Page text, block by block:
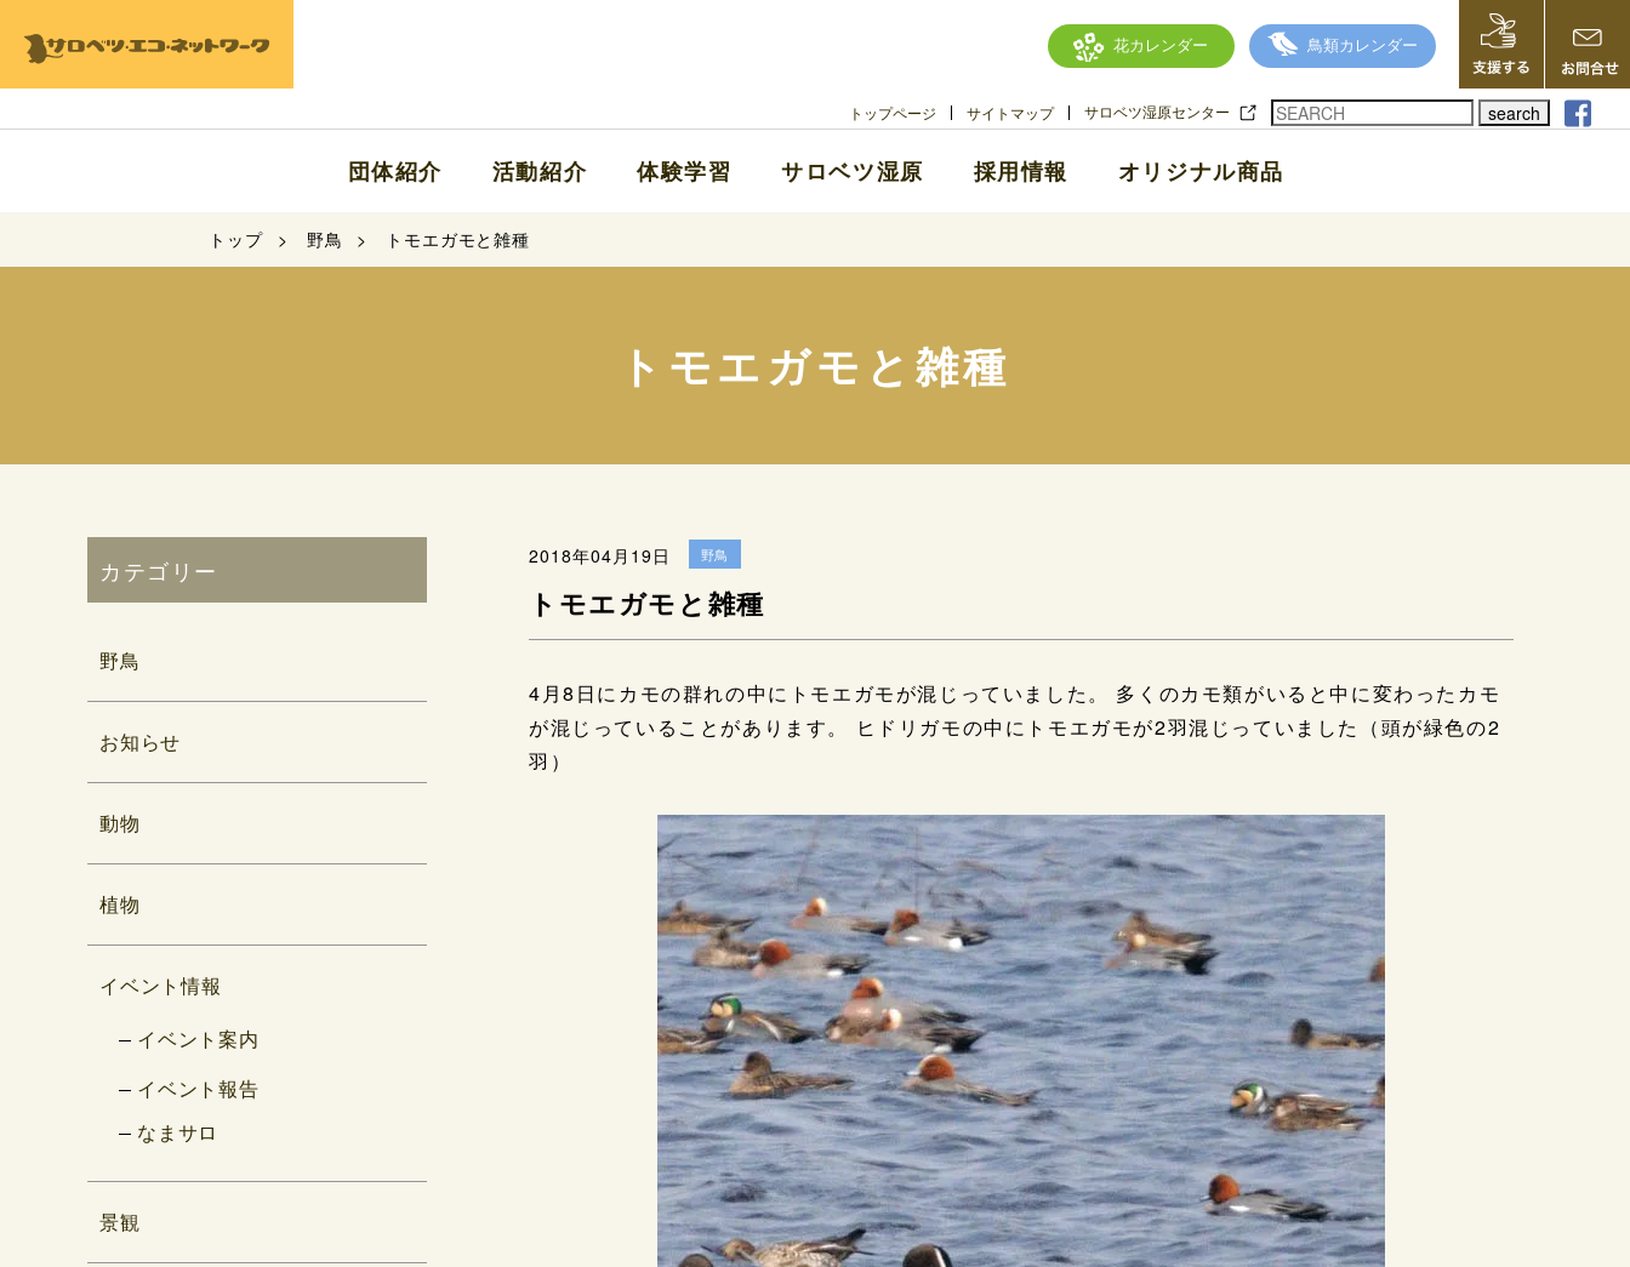
花カレンダー 鳥類カレンダー
トップページ サイトマップ サロベツ湿原センター search
団体紹介 活動紹介 体験学習 サロベツ湿原 採用情報 オリジナル商品
トップ 野鳥 トモエガモと雑種
トモエガモと雑種
2018年04月19日 野鳥
トモエガモと雑種
4月8日にカモの群れの中にトモエガモが混じっていました。 多くのカモ類がいると中に変わったカモ
が混じっていることがあります。 ヒドリガモの中にトモエガモが2羽混じっていました（頭が緑色の2
羽）
カテゴリー
野鳥
お知らせ
動物
植物
イベント情報
イベント案内
イベント報告
なまサロ
景観